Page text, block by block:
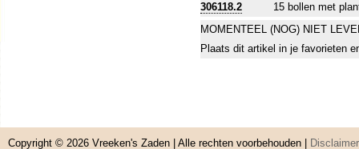
306118.2
15 bollen met
MOMENTEEL (NOG) NIET
Plaats dit artikel in je favorieten
Copyright © 2026 Vreeken's Zaden | Alle rechten voorbehouden | Disclaimer